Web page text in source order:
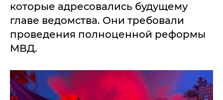
которые адресовались будущему
главе ведомства. Они требовали
проведения полноценной реформы
МВД.